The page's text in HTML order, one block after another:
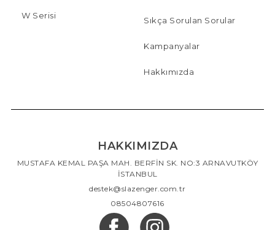
W Serisi Sıkça Sorulan Sorular
Kampanyalar
Hakkımızda
HAKKIMIZDA
MUSTAFA KEMAL PAŞA MAH. BERFİN SK. NO:3 ARNAVUTKÖY
İSTANBUL
destek@slazenger.com.tr
08504807616